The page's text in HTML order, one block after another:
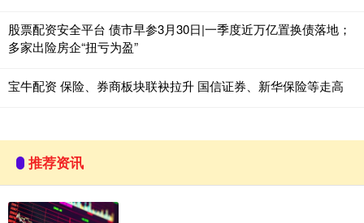
股票配资安全平台 债市早参3月30日|一季度近万亿置换债落地；
多家出险房企“扭亏为盈”
宝牛配资 保险、券商板块联袂拉升 国信证券、新华保险等走高
推荐资讯